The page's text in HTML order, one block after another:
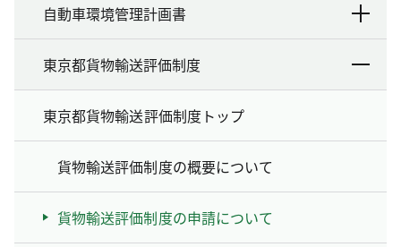
自動車環境管理計画書
東京都貨物輸送評価制度
東京都貨物輸送評価制度トップ
貨物輸送評価制度の概要について
貨物輸送評価制度の申請について